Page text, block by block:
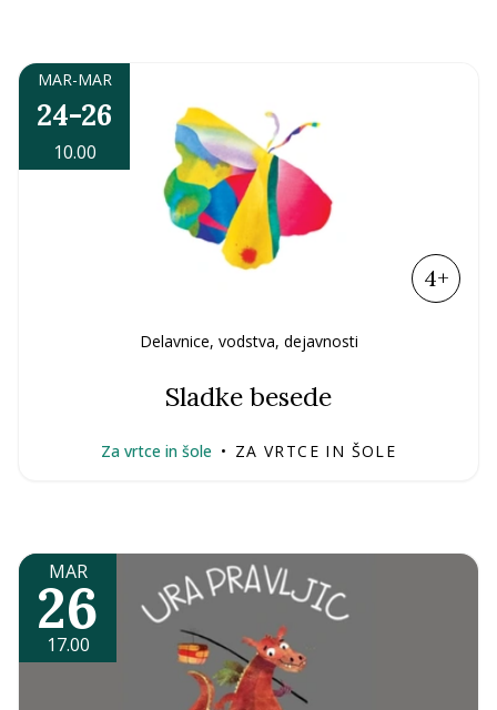
MAR-MAR
24-26
10.00
4+
Delavnice, vodstva, dejavnosti
Sladke besede
Za vrtce in šole • ZA VRTCE IN ŠOLE
MAR
26
17.00